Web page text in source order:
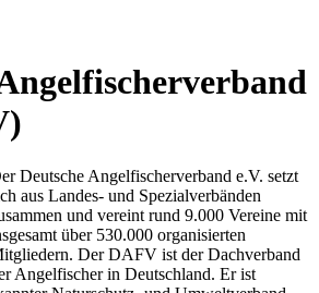
Deutsche Angelfischerverband e.V. setzt
aus Landes- und Spezialverbänden
und vereint rund 9.000 Vereine mit
über 530.000 organisierten
Der DAFV ist der Dachverband
Angelfischer in Deutschland. Er ist